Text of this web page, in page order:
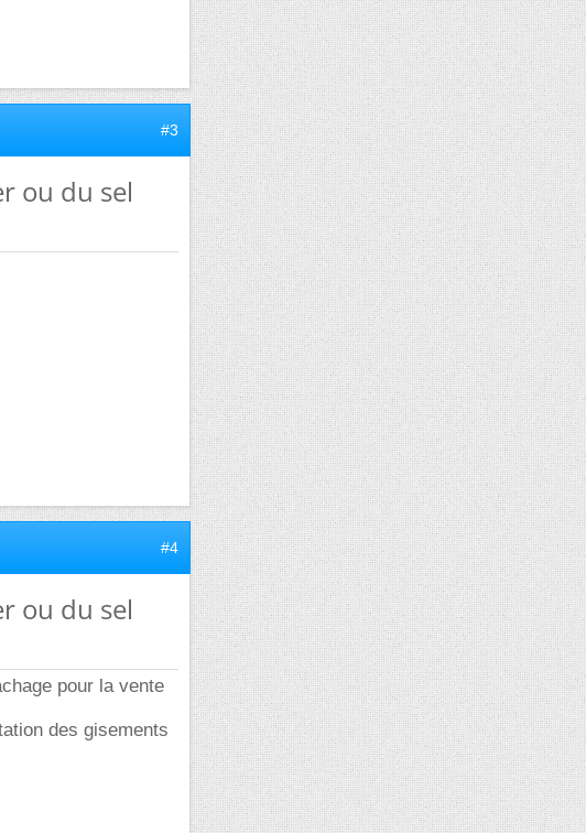
#3
ou du sel
#4
ou du sel
pour la vente
des gisements